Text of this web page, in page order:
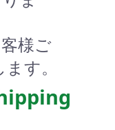
様ご
す。